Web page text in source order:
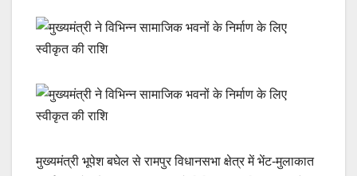
मुख्यमंत्री भूपेश बघेल से रामपुर विधानसभा क्षेत्र में भेंट-मुलाकात